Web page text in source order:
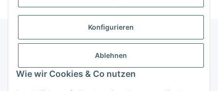
Konfigurieren
Ablehnen
Wie wir Cookies & Co nutzen